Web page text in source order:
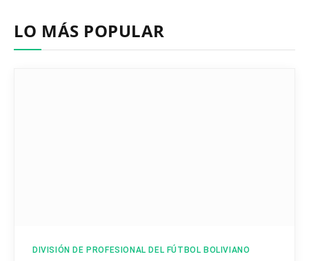
LO MÁS POPULAR
DIVISIÓN DE PROFESIONAL DEL FÚTBOL BOLIVIANO